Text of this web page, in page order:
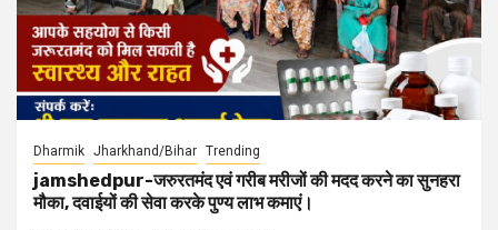
Dharmik Jharkhand/Bihar Trending
jamshedpur-जरुरतमंद एवं गरीब मरीजों की मदद करने का सुनहरा
मौका, दवाईयों की सेवा करके पुण्य लाभ कमाएं।